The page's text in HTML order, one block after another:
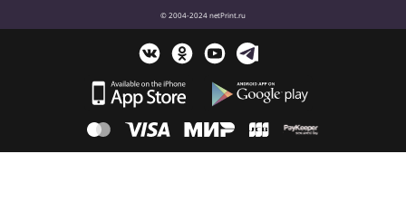
© 2004-2024 netPrint.ru